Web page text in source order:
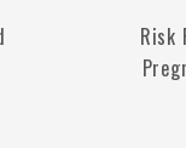
Risk